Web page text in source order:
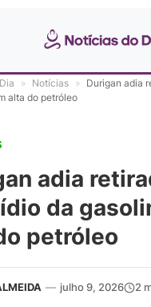
» Notícias » Durigan adia
alta do petróleo
adia
da
petróleo
— julho 9, 2026 2